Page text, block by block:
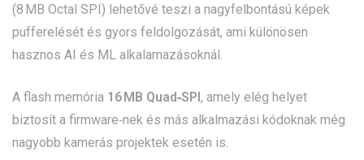
(8 MB Octal SPI) lehetővé teszi a nagyfelbontású képek
pufferelését és gyors feldolgozását, ami különösen
hasznos AI és ML alkalamazásoknál.
A flash memória 16 MB Quad‑SPI, amely elég helyet
biztosít a firmware‑nek és más alkalmazási kódoknak még
nagyobb kamerás projektek esetén is.